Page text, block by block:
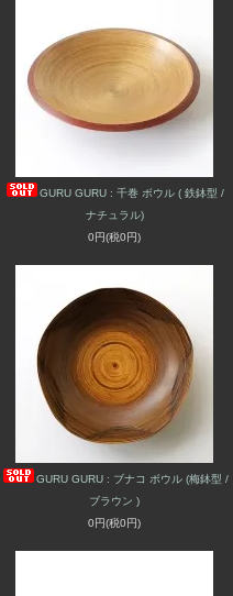
GURU GURU : 千巻 ボウル ( 鉄鉢型 /
ナチュラル)
0円(税0円)
GURU GURU : ブナコ ボウル (梅鉢型 /
ブラウン )
0円(税0円)